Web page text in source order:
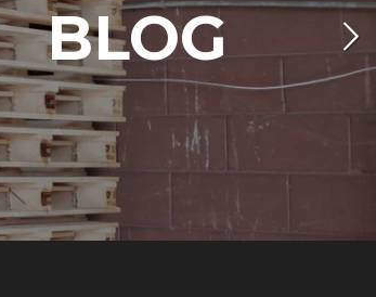
BLOG